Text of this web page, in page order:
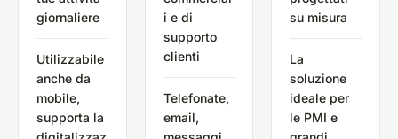
giornaliere
Utilizzabile
anche da
mobile,
supporta la
i e di
supporto
clienti
Telefonate,
email,
su misura
La
soluzione
ideale per
le PMI e